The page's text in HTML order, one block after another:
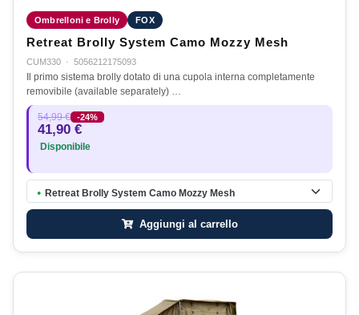
Ombrelloni e Brolly FOX
Retreat Brolly System Camo Mozzy Mesh
CUM330 · 5056212175093
Il primo sistema brolly dotato di una cupola interna completamente
removibile (available separately) …
54,99 € -24%
41,90 €
Disponibile
● Retreat Brolly System Camo Mozzy Mesh
Aggiungi al carrello